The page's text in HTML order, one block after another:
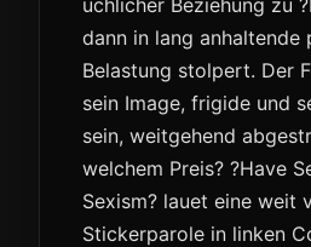
uchlicher Beziehung zu
dann in lang anhaltende
Belastung stolpert. Der
sein Image, frigide und
sein, weitgehend
welchem Preis? ?Have
Sexism? lauet eine weit
Stickerparole in linken